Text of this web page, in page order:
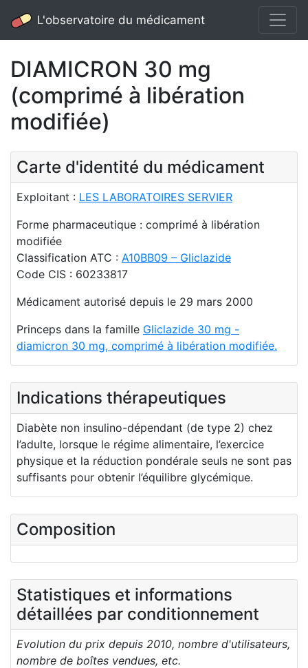
L'observatoire du médicament
DIAMICRON 30 mg
(comprimé à libération
modifiée)
Carte d'identité du médicament
Exploitant : LES LABORATOIRES SERVIER
Forme pharmaceutique : comprimé à libération
modifiée
Classification ATC : A10BB09 – Gliclazide
Code CIS : 60233817
Médicament autorisé depuis le 29 mars 2000
Princeps dans la famille Gliclazide 30 mg -
diamicron 30 mg, comprimé à libération modifiée.
Indications thérapeutiques
Diabète non insulino-dépendant (de type 2) chez
l’adulte, lorsque le régime alimentaire, l’exercice
physique et la réduction pondérale seuls ne sont pas
suffisants pour obtenir l’équilibre glycémique.
Composition
Statistiques et informations
détaillées par conditionnement
Evolution du prix depuis 2010, nombre d'utilisateurs,
nombre de boîtes vendues, etc.